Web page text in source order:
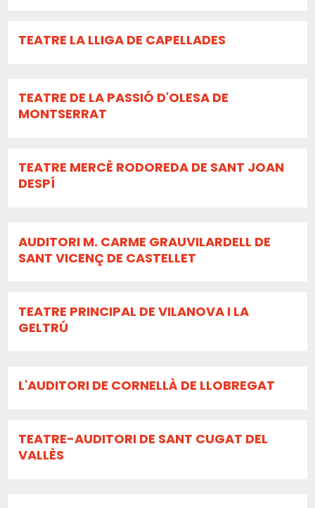
TEATRE LA LLIGA DE CAPELLADES
TEATRE DE LA PASSIÓ D'OLESA DE
MONTSERRAT
TEATRE MERCÈ RODOREDA DE SANT JOAN
DESPÍ
AUDITORI M. CARME GRAUVILARDELL DE
SANT VICENÇ DE CASTELLET
TEATRE PRINCIPAL DE VILANOVA I LA
GELTRÚ
L'AUDITORI DE CORNELLÀ DE LLOBREGAT
TEATRE-AUDITORI DE SANT CUGAT DEL
VALLÈS